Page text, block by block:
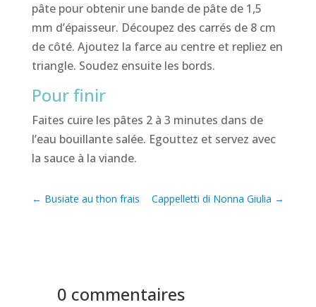
pâte pour obtenir une bande de pâte de 1,5
mm d’épaisseur. Découpez des carrés de 8 cm
de côté. Ajoutez la farce au centre et repliez en
triangle. Soudez ensuite les bords.
Pour finir
Faites cuire les pâtes 2 à 3 minutes dans de
l’eau bouillante salée. Egouttez et servez avec
la sauce à la viande.
← Busiate au thon frais Cappelletti di Nonna Giulia →
0 commentaires